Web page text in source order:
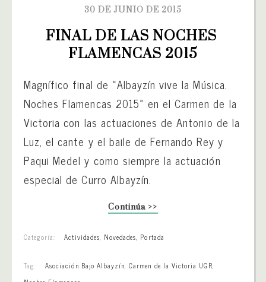
30 DE JUNIO DE 2015
FINAL DE LAS NOCHES
FLAMENCAS 2015
Magnífico final de «Albayzín vive la Música.
Noches Flamencas 2015» en el Carmen de la
Victoria con las actuaciones de Antonio de la
Luz, el cante y el baile de Fernando Rey y
Paqui Medel y como siempre la actuación
especial de Curro Albayzín.
Continúa >>
Categoría: Actividades, Novedades, Portada
Tag: Asociación Bajo Albayzín,Carmen de la Victoria UGR,